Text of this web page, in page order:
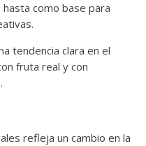
como base para
tendencia clara en el
fruta real y con
refleja un cambio en la